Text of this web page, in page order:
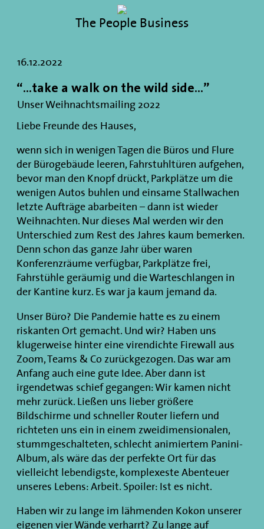
The People Business
16.12.2022
“…take a walk on the wild side…”
Unser Weihnachtsmailing 2022
Liebe Freunde des Hauses,
wenn sich in wenigen Tagen die Büros und Flure
der Bürogebäude leeren, Fahrstuhltüren aufgehen,
bevor man den Knopf drückt, Parkplätze um die
wenigen Autos buhlen und einsame Stallwachen
letzte Aufträge abarbeiten – dann ist wieder
Weihnachten. Nur dieses Mal werden wir den
Unterschied zum Rest des Jahres kaum bemerken.
Denn schon das ganze Jahr über waren
Konferenzräume verfügbar, Parkplätze frei,
Fahrstühle geräumig und die Warteschlangen in
der Kantine kurz. Es war ja kaum jemand da.
Unser Büro? Die Pandemie hatte es zu einem
riskanten Ort gemacht. Und wir? Haben uns
klugerweise hinter eine virendichte Firewall aus
Zoom, Teams & Co zurückgezogen. Das war am
Anfang auch eine gute Idee. Aber dann ist
irgendetwas schief gegangen: Wir kamen nicht
mehr zurück. Ließen uns lieber größere
Bildschirme und schneller Router liefern und
richteten uns ein in einem zweidimensionalen,
stummgeschalteten, schlecht animiertem Panini-
Album, als wäre das der perfekte Ort für das
vielleicht lebendigste, komplexeste Abenteuer
unseres Lebens: Arbeit. Spoiler: Ist es nicht.
Haben wir zu lange im lähmenden Kokon unserer
eigenen vier Wände verharrt? Zu lange auf